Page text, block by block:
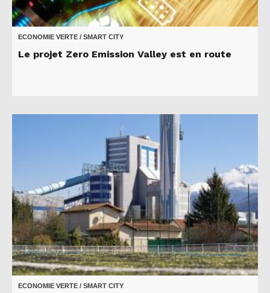
ECONOMIE VERTE / SMART CITY
Le projet Zero Emission Valley est en route
ECONOMIE VERTE / SMART CITY